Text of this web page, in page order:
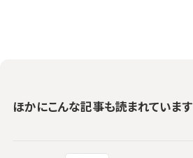
ほかにこんな記事も読まれています